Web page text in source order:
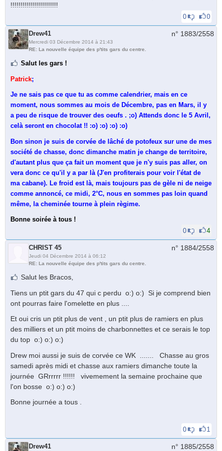
!!!!!!!!!!!!!!!!!!!!!!!!
0 0
Drew41
Mercredi 03 Décembre 2014 à 21:43
RE: La nouvelle équipe des p'tits gars du centre.
n° 1883/2558
Salut les gars !
Patrick;
Je ne sais pas ce que tu as comme calendrier, mais en ce
moment, nous sommes au mois de Décembre, pas en Mars, il y
a peu de risque de trouver des oeufs . ;o) Attends donc le 5 Avril,
celà seront en chocolat !! :o) :o) :o) :o)
Bon sinon je suis de corvée de lâché de potofeux sur une de mes
société de chasse, donc dimanche matin je change de territoire,
d'autant plus que ça fait un moment que je n'y suis pas aller, on
vera donc ce qu'il y a par là (J'en profiterais pour voir l'état de
ma cabane). Le froid est là, mais toujours pas de gèle ni de neige
comme annoncé, ce midi, 2°C, nous en sommes pas loin quand
même, la cheminée tourne à plein règime.
Bonne soirée à tous !
0
4
CHRIST 45
Jeudi 04 Décembre 2014 à 06:12
RE: La nouvelle équipe des p'tits gars du centre.
n° 1884/2558
Salut les Bracos,
Tiens un ptit gars du 47 qui c perdu o:) o:) Si je comprend bien
ont pourras faire l'omelette en plus ....
Et oui cris un ptit plus de vent , un ptit plus de ramiers en plus
des milliers et un ptit moins de charbonnettes et ce serais le top
du top o:) o:) o:)
Drew moi aussi je suis de corvée ce WK ....... Chasse au gros
samedi après midi et chasse aux ramiers dimanche toute la
journée GRrrrrr !!!!!! vivemement la semaine prochaine que
l'on bosse o:) o:) o:)
Bonne journée a tous .
0 1
Drew41 n° 1885/2558